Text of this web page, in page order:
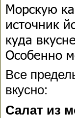
Морскую
источник
куда
Особенно
Все
вкусно:
Салат из